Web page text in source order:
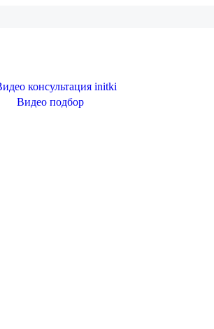
Видео подбор